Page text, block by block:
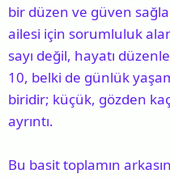
bir düzen ve güven
ailesi için sorumluluk
sayı değil, hayatı
10, belki de günlük
biridir; küçük, gözden
ayrıntı.
Bu basit toplamın